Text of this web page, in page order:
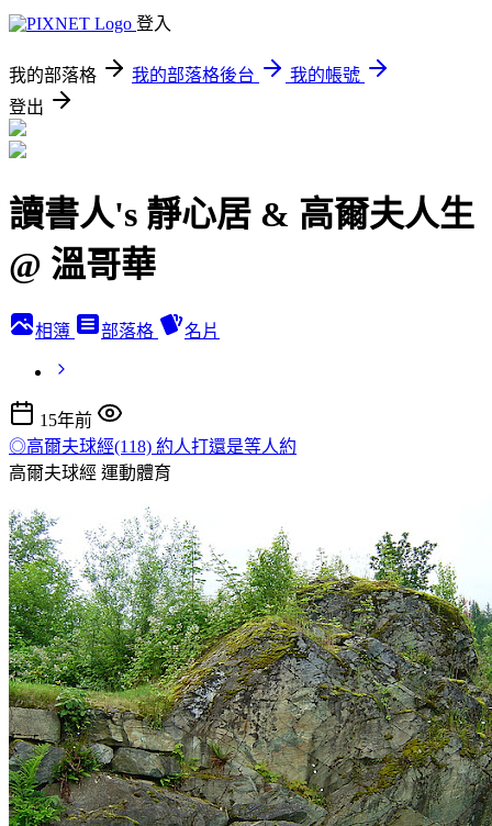
登入
我的部落格 我的部落格後台
我的帳號
登出
讀書人's 靜心居 & 高爾夫人生
@ 溫哥華
相簿 部落格 名片
15年前
◎高爾夫球經(118) 約人打還是等人約
高爾夫球經 運動體育